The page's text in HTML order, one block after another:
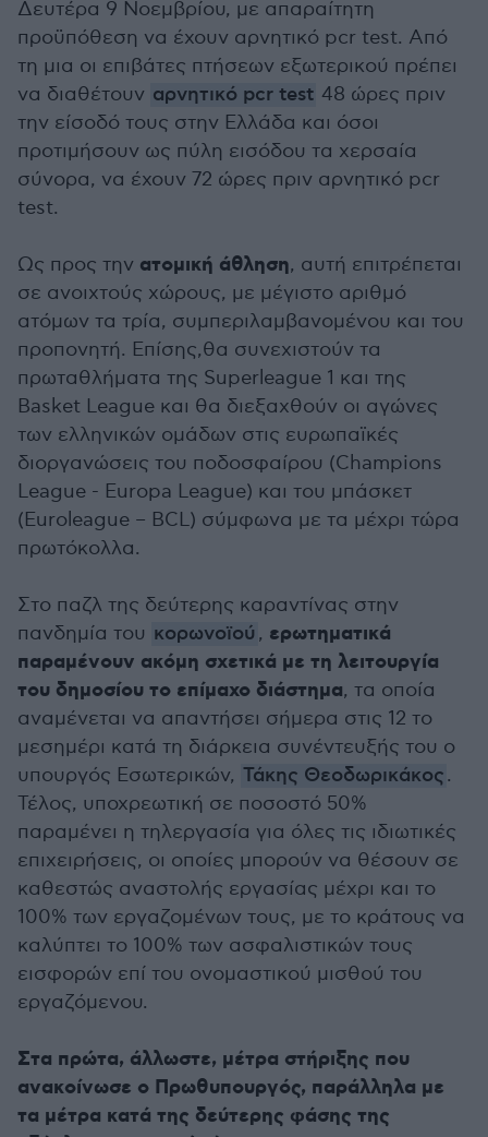
Δευτέρα 9 Νοεμβρίου, με απαραίτητη
προϋπόθεση να έχουν αρνητικό pcr test. Από
τη μια οι επιβάτες πτήσεων εξωτερικού πρέπει
να διαθέτουν αρνητικό pcr test 48 ώρες πριν
την είσοδό τους στην Ελλάδα και όσοι
προτιμήσουν ως πύλη εισόδου τα χερσαία
σύνορα, να έχουν 72 ώρες πριν αρνητικό pcr
test.
Ως προς την ατομική άθληση, αυτή επιτρέπεται
σε ανοιχτούς χώρους, με μέγιστο αριθμό
ατόμων τα τρία, συμπεριλαμβανομένου και του
προπονητή. Επίσης,θα συνεχιστούν τα
πρωταθλήματα της Superleague 1 και της
Basket League και θα διεξαχθούν οι αγώνες
των ελληνικών ομάδων στις ευρωπαϊκές
διοργανώσεις του ποδοσφαίρου (Champions
League - Europa League) και του μπάσκετ
(Euroleague – BCL) σύμφωνα με τα μέχρι τώρα
πρωτόκολλα.
Στο παζλ της δεύτερης καραντίνας στην
πανδημία του κορωνοϊού , ερωτηματικά
παραμένουν ακόμη σχετικά με τη λειτουργία
του δημοσίου το επίμαχο διάστημα, τα οποία
αναμένεται να απαντήσει σήμερα στις 12 το
μεσημέρι κατά τη διάρκεια συνέντευξής του ο
υπουργός Εσωτερικών, Τάκης Θεοδωρικάκος.
Τέλος, υποχρεωτική σε ποσοστό 50%
παραμένει η τηλεργασία για όλες τις ιδιωτικές
επιχειρήσεις, οι οποίες μπορούν να θέσουν σε
καθεστώς αναστολής εργασίας μέχρι και το
100% των εργαζομένων τους, με το κράτους να
καλύπτει το 100% των ασφαλιστικών τους
εισφορών επί του ονομαστικού μισθού του
εργαζόμενου.
Στα πρώτα, άλλωστε, μέτρα στήριξης που
ανακοίνωσε ο Πρωθυπουργός, παράλληλα με
τα μέτρα κατά της δεύτερης φάσης της